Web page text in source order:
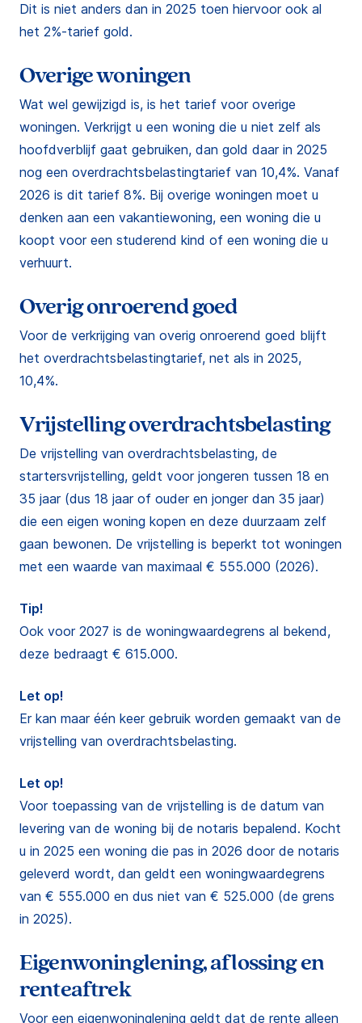
Dit is niet anders dan in 2025 toen hiervoor ook al
het 2%-tarief gold.
Overige woningen
Wat wel gewijzigd is, is het tarief voor overige
woningen. Verkrijgt u een woning die u niet zelf als
hoofdverblijf gaat gebruiken, dan gold daar in 2025
nog een overdrachtsbelastingtarief van 10,4%. Vanaf
2026 is dit tarief 8%. Bij overige woningen moet u
denken aan een vakantiewoning, een woning die u
koopt voor een studerend kind of een woning die u
verhuurt.
Overig onroerend goed
Voor de verkrijging van overig onroerend goed blijft
het overdrachtsbelastingtarief, net als in 2025,
10,4%.
Vrijstelling overdrachtsbelasting
De vrijstelling van overdrachtsbelasting, de
startersvrijstelling, geldt voor jongeren tussen 18 en
35 jaar (dus 18 jaar of ouder en jonger dan 35 jaar)
die een eigen woning kopen en deze duurzaam zelf
gaan bewonen. De vrijstelling is beperkt tot woningen
met een waarde van maximaal € 555.000 (2026).
Tip!
Ook voor 2027 is de woningwaardegrens al bekend,
deze bedraagt € 615.000.
Let op!
Er kan maar één keer gebruik worden gemaakt van de
vrijstelling van overdrachtsbelasting.
Let op!
Voor toepassing van de vrijstelling is de datum van
levering van de woning bij de notaris bepalend. Kocht
u in 2025 een woning die pas in 2026 door de notaris
geleverd wordt, dan geldt een woningwaardegrens
van € 555.000 en dus niet van € 525.000 (de grens
in 2025).
Eigenwoninglening, aflossing en
renteaftrek
Voor een eigenwoninglening geldt dat de rente alleen